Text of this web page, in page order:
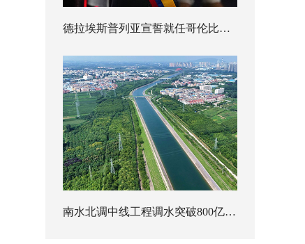
德拉埃斯普列亚宣誓就任哥伦比亚总统
南水北调中线工程调水突破800亿立方米